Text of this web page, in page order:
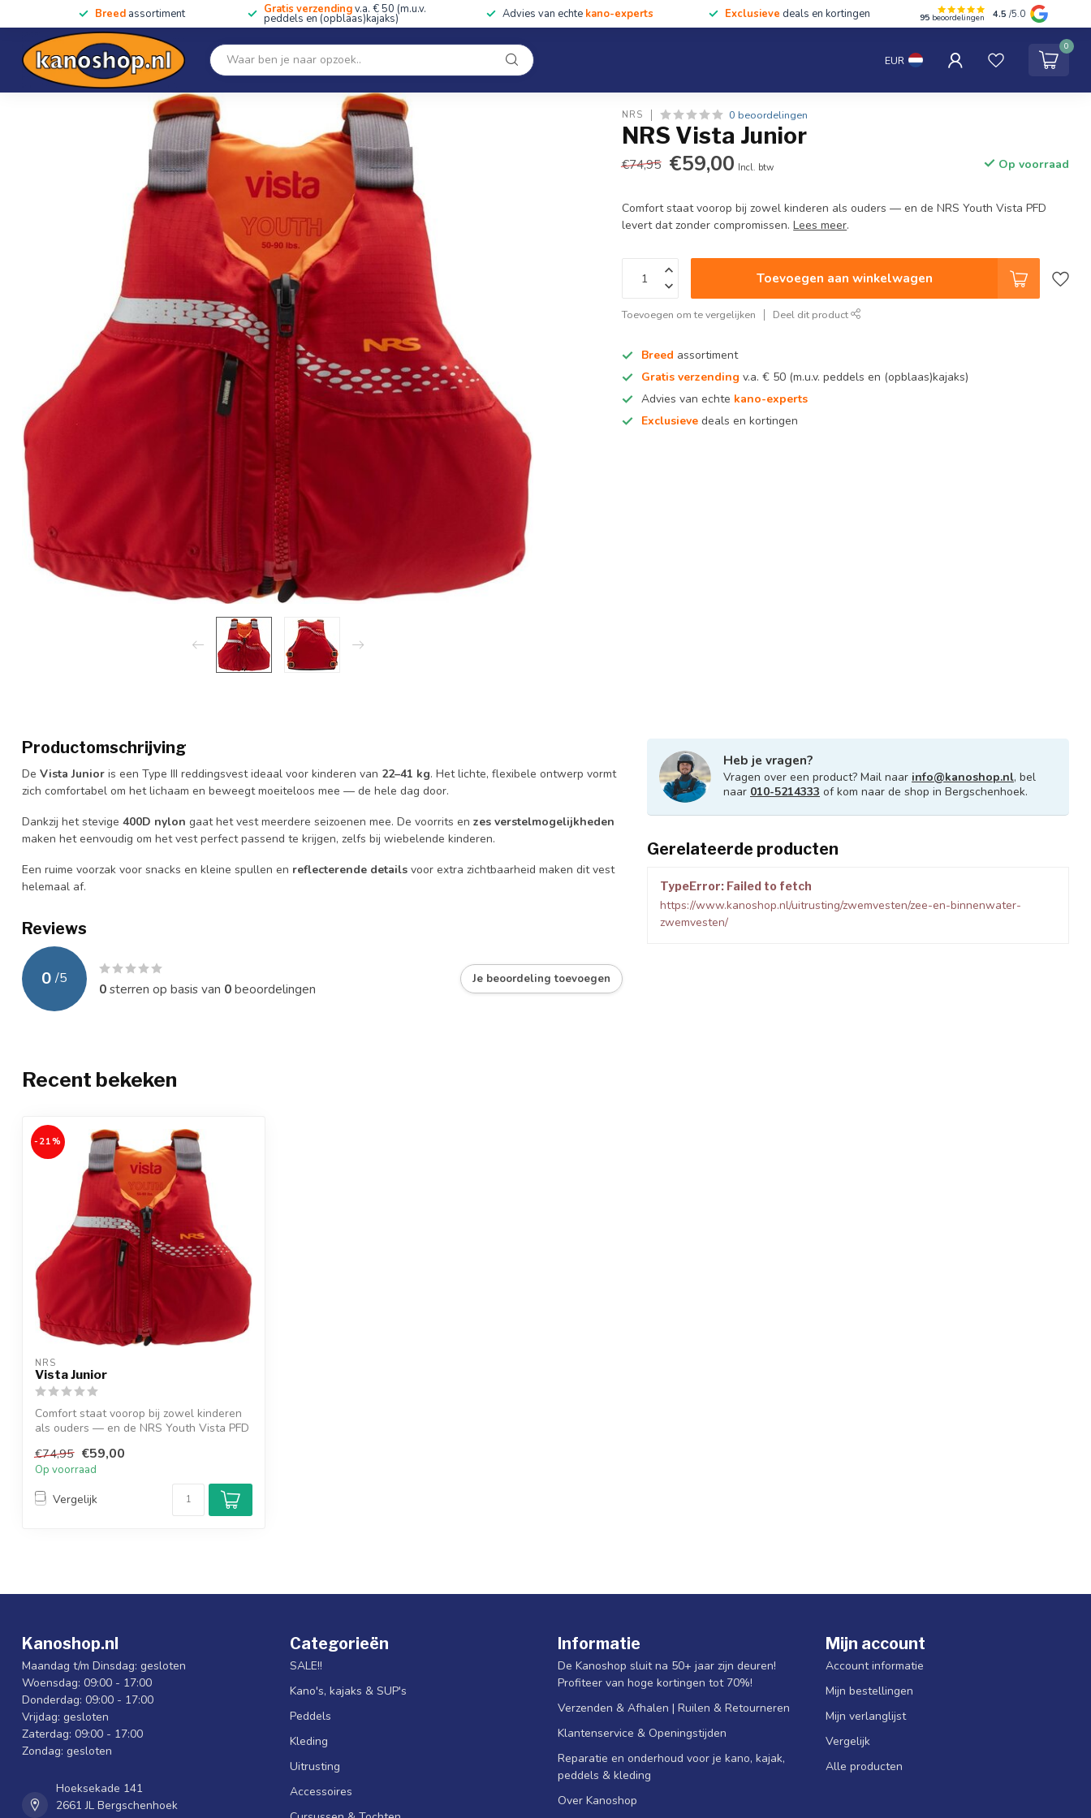
Breed assortiment Gratis verzendingv.a. € 50 (m.u.v.
peddels en (opblaas)kajaks) Advies van echte kano-experts Exclusieve deals en kortingen 95 beoordelingen 4.5 /5.0
EUR
0
SALE!! Kano's, kajaks & SUP's Peddels Kleding Uitrusting Accessoires Cursussen & Tochten Tentipi Blog Spaar punten
Contact
Onze winkel
Home Vista Junior
NRS 0 beoordelingen
NRS Vista Junior
€74,95 €59,00 Incl. btw Op voorraad
Comfort staat voorop bij zowel kinderen als ouders — en de NRS Youth Vista PFD
levert dat zonder compromissen.Lees meer.
Toevoegen aan winkelwagen
Toevoegen om te vergelijken Deel dit product
Breed assortiment
Gratis verzending v.a. € 50 (m.u.v. peddels en (opblaas)kajaks)
Advies van echte kano-experts
Exclusieve deals en kortingen
Productomschrijving
De Vista Junior is een Type III reddingsvest ideaal voor kinderen van 22–41 kg. Het lichte, flexibele ontwerp vormt
zich comfortabel om het lichaam en beweegt moeiteloos mee — de hele dag door.
Dankzij het stevige 400D nylon gaat het vest meerdere seizoenen mee. De voorrits en zes verstelmogelijkheden
maken het eenvoudig om het vest perfect passend te krijgen, zelfs bij wiebelende kinderen.
Een ruime voorzak voor snacks en kleine spullen en reflecterende details voor extra zichtbaarheid maken dit vest
helemaal af.
Reviews
0 /5
0sterren op basis van 0beoordelingen
Je beoordeling toevoegen
Heb je vragen?
Vragen over een product? Mail naar info@kanoshop.nl, bel
naar 010-5214333 of kom naar de shop in Bergschenhoek.
Gerelateerde producten
TypeError: Failed to fetch
https://www.kanoshop.nl/uitrusting/zwemvesten/zee-en-binnenwater-
zwemvesten/
Recent bekeken
-21%
NRS
Vista Junior
Comfort staat voorop bij zowel kinderen
als ouders — en de NRS Youth Vista PFD
€74,95 €59,00
Op voorraad
Vergelijk
Kanoshop.nl
Maandag t/m Dinsdag: gesloten
Woensdag: 09:00 - 17:00
Donderdag: 09:00 - 17:00
Vrijdag: gesloten
Zaterdag: 09:00 - 17:00
Zondag: gesloten
Hoeksekade 141
2661 JL Bergschenhoek
Categorieën
SALE!!
Kano's, kajaks & SUP's
Peddels
Kleding
Uitrusting
Accessoires
Informatie
De Kanoshop sluit na 50+ jaar zijn deuren!
Profiteer van hoge kortingen tot 70%!
Verzenden & Afhalen | Ruilen & Retourneren
Klantenservice & Openingstijden
Reparatie en onderhoud voor je kano, kajak,
peddels & kleding
Over Kanoshop
Mijn account
Account informatie
Mijn bestellingen
Mijn verlanglijst
Vergelijk
Alle producten